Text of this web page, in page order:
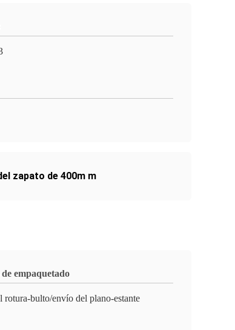
zapato de 400m m
empaquetado
rotura-bulto/envío del plano-estante